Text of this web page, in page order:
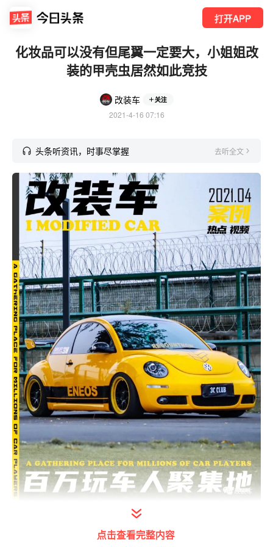
打开APP
化妆品可以没有但尾翼一定要大，小姐姐改
装的甲壳虫居然如此竞技
改装车 关注
2021-4-16 07:16
头条听资讯，时事尽掌握 去听全文
打开今日头条查看图片详情
每一个汽车品牌都有自己的代表车型，在大
点击查看完整内容